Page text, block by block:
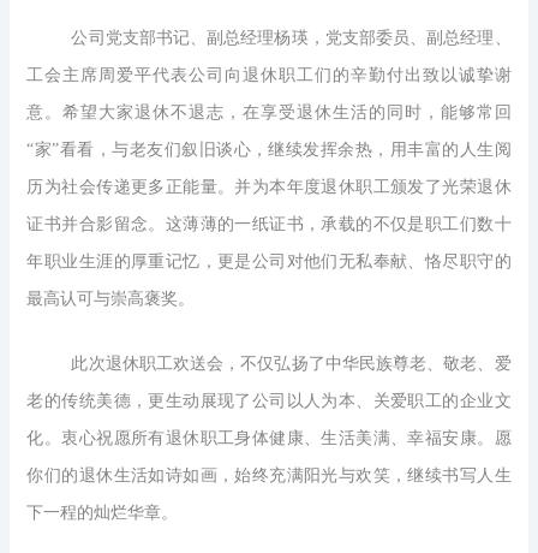
公司党支部书记、副总经理杨瑛，党支部委员、副总经理、
工会主席周爱平代表公司向退休职工们的辛勤付出致以诚挚谢
意。希望大家退休不退志，在享受退休生活的同时，能够常回
“家”看看，与老友们叙旧谈心，继续发挥余热，用丰富的人生阅
历为社会传递更多正能量。并为本年度退休职工颁发了光荣退休
证书并合影留念。这薄薄的一纸证书，承载的不仅是职工们数十
年职业生涯的厚重记忆，更是公司对他们无私奉献、恪尽职守的
最高认可与崇高褒奖。
此次退休职工欢送会，不仅弘扬了中华民族尊老、敬老、爱
老的传统美德，更生动展现了公司以人为本、关爱职工的企业文
化。衷心祝愿所有退休职工身体健康、生活美满、幸福安康。愿
你们的退休生活如诗如画，始终充满阳光与欢笑，继续书写人生
下一程的灿烂华章。